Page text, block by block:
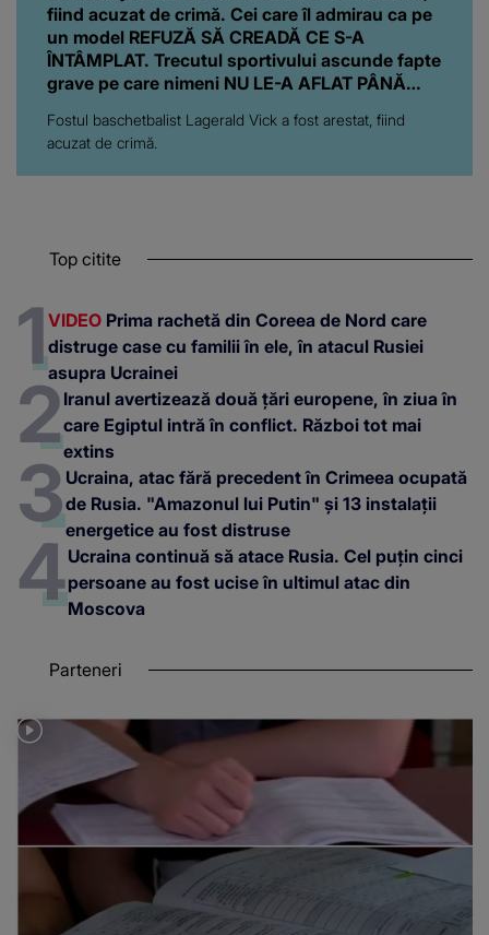
fiind acuzat de crimă. Cei care îl admirau ca pe
un model REFUZĂ SĂ CREADĂ CE S-A
ÎNTÂMPLAT. Trecutul sportivului ascunde fapte
grave pe care nimeni NU LE-A AFLAT PÂNĂ
Fostul baschetbalist Lagerald Vick a fost arestat, fiind
acuzat de crimă.
Top citite
VIDEO Prima rachetă din Coreea de Nord care
distruge case cu familii în ele, în atacul Rusiei
asupra Ucrainei
Iranul avertizează două țări europene, în ziua în
care Egiptul intră în conflict. Război tot mai
extins
Ucraina, atac fără precedent în Crimeea ocupată
de Rusia. "Amazonul lui Putin" și 13 instalații
energetice au fost distruse
Ucraina continuă să atace Rusia. Cel puțin cinci
persoane au fost ucise în ultimul atac din
Moscova
Parteneri